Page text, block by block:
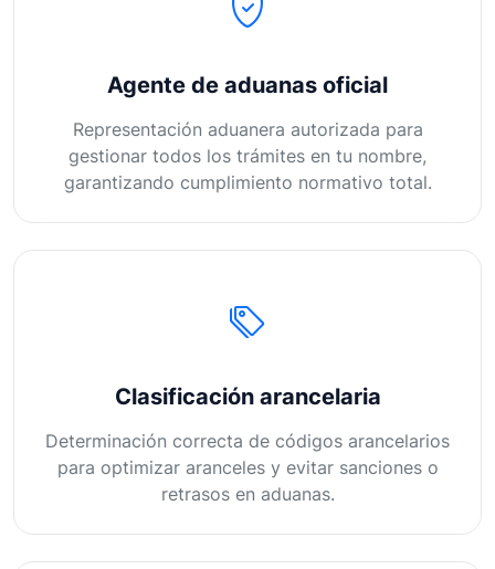
Agente de aduanas oficial
Representación aduanera autorizada para
gestionar todos los trámites en tu nombre,
garantizando cumplimiento normativo total.
Clasificación arancelaria
Determinación correcta de códigos arancelarios
para optimizar aranceles y evitar sanciones o
retrasos en aduanas.